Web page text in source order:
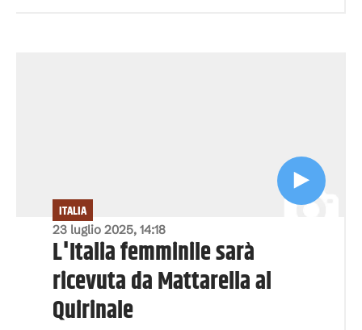
23 luglio 2025, 14:18
ITALIA
L'Italia femminile sarà
ricevuta da Mattarella al
Quirinale